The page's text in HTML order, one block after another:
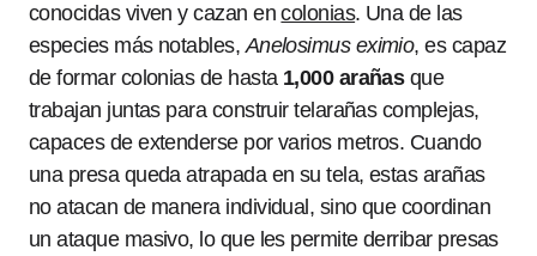
conocidas viven y cazan encolonias. Una de las
especies más notables,Anelosimus eximio, es capaz
de formar colonias de hasta 1,000 arañasque
trabajan juntas para construir telarañas complejas,
capaces de extenderse por varios metros. Cuando
una presa queda atrapada en su tela, estas arañas
no atacan de manera individual, sino que coordinan
un ataque masivo, lo que les permite derribar presas